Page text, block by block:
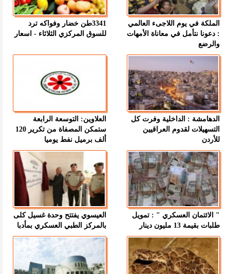
الملكة في يوم اللاجىء العالمي
: دعونا نتأمل في معاناة الأمهات
والرضع
3341طن خضار وفواكه ترد
للسوق المركزي الثلاثاء - اسعار
الدهامشة : الداخلية وفرت كل
التسهيلات لقدوم العراقيين
للأردن
العلاوين: التوسعة الرابعة
ستمكن المصفاة من تكرير 120
ألف برميل نفط يوميا
" الائتمان العسكري " : تمويل
طلبات بقيمة 13 مليون دينار
العيسوي يفتتح وحدة غسيل كلى
بالمركز الطبي العسكري بمأدبا